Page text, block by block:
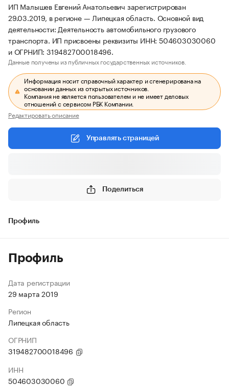
ИП Малышев Евгений Анатольевич зарегистрирован
29.03.2019, в регионе — Липецкая область. Основной вид
деятельности: Деятельность автомобильного грузового
транспорта. ИП присвоены реквизиты ИНН: 504603030060
и ОГРНИП: 319482700018496.
Данные получены из публичных государственных источников.
Информация носит справочный характер и сгенерирована на
основании данных из открытых источников.
Компания не является пользователем и не имеет деловых
отношений с сервисом РБК Компании.
Редактировать описание
Управлять страницей
Поделиться
Профиль
Профиль
Дата регистрации
29 марта 2019
Регион
Липецкая область
ОГРНИП
319482700018496
ИНН
504603030060